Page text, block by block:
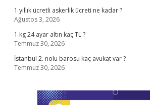
1 yıllık ücretli askerlik ücreti ne kadar ?
Ağustos 3, 2026
1 kg 24 ayar altın kaç TL ?
Temmuz 30, 2026
İstanbul 2. nolu barosu kaç avukat var ?
Temmuz 30, 2026